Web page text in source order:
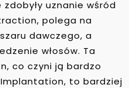
uznanie wśród
polega na
dawczego, a
włosów. Ta
co czyni ją bardzo
to bardziej